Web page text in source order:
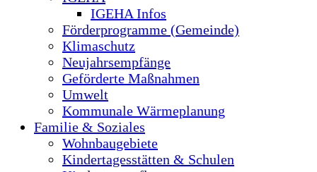
IGEHA Infos
Förderprogramme (Gemeinde)
Klimaschutz
Neujahrsempfänge
Geförderte Maßnahmen
Umwelt
Kommunale Wärmeplanung
Familie & Soziales
Wohnbaugebiete
Kindertagesstätten & Schulen